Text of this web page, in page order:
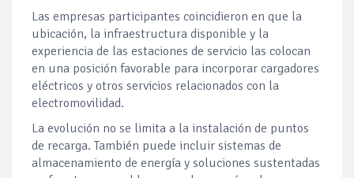
Las empresas participantes coincidieron en que la
ubicación, la infraestructura disponible y la
experiencia de las estaciones de servicio las colocan
en una posición favorable para incorporar cargadores
eléctricos y otros servicios relacionados con la
electromovilidad.
La evolución no se limita a la instalación de puntos
de recarga. También puede incluir sistemas de
almacenamiento de energía y soluciones sustentadas